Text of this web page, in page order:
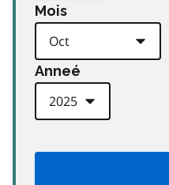
Mois
Anneé